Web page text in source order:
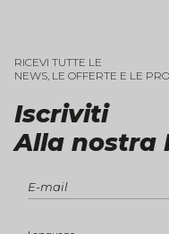
Iscriviti
Alla nostra
RICEVI TUTTE LE
NEWS, LE OFFERTE E LE